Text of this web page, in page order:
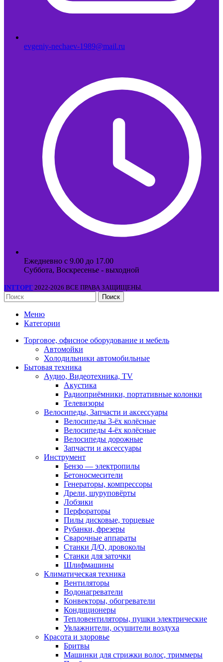
evgeniy-nechaev-1989@mail.ru
Ежедневно с 9.00 до 17.00
Суббота, Воскресенье - выходной
INTТОРГ 2022-2026 ВСЕ ПРАВА ЗАЩИЩЕНЫ.
Поиск
Меню
Категории
Торговое, офисное оборудование и мебель
Автомойки
Холодильники автомобильные
Бытовая техника
Аудио, Видеотехника, TV
Акустика
Радиоприёмники, портативные колонки
Телевизоры
Велосипеды, Запчасти и аксессуары
Велосипеды 3-ёх колёсные
Велосипеды 4-ёх колёсные
Велосипеды дорожные
Запчасти и аксессуары
Инструмент
Бензо — электропилы
Бетоносмесители
Генераторы, компрессоры
Дрели, шуруповёрты
Лобзики
Перфораторы
Пилы дисковые, торцевые
Рубанки, фрезеры
Сварочные аппараты
Станки Д/О, дровоколы
Станки для заточки
Шлифмашины
Климатическая техника
Вентиляторы
Водонагреватели
Конвекторы, обогреватели
Кондиционеры
Тепловентиляторы, пушки электрические
Увлажнители, осушители воздуха
Красота и здоровье
Бритвы
Машинки для стрижки волос, триммеры